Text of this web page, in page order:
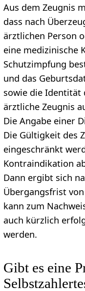
Aus dem Zeugnis
dass nach
ärztlichen Person
eine medizinische
Schutzimpfung
und das
sowie die Identität
ärztliche Zeugnis
Die Angabe einer
Die Gültigkeit des
eingeschränkt
Kontraindikation
Dann ergibt sich
Übergangsfrist
kann zum
auch kürzlich
werden.
Gibt es eine